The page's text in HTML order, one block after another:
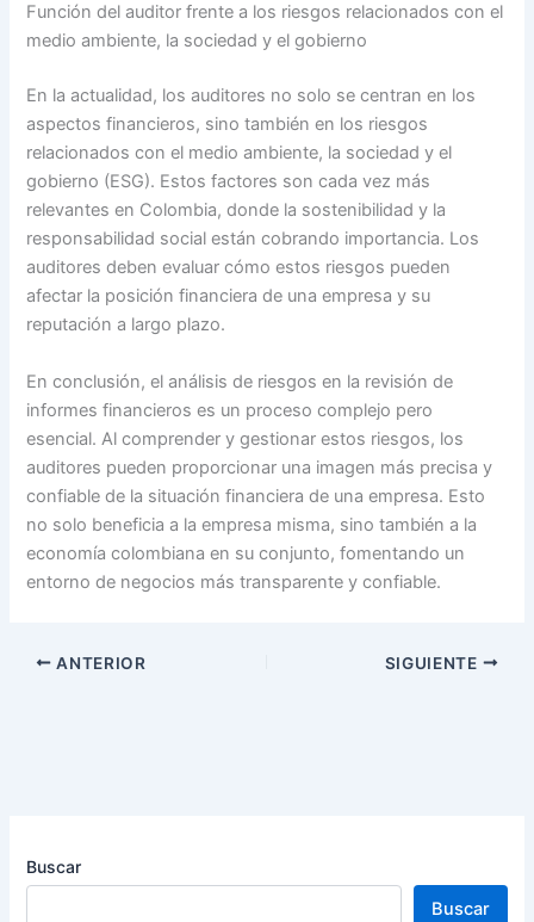
Función del auditor frente a los riesgos relacionados con el
medio ambiente, la sociedad y el gobierno
En la actualidad, los auditores no solo se centran en los
aspectos financieros, sino también en los riesgos
relacionados con el medio ambiente, la sociedad y el
gobierno (ESG). Estos factores son cada vez más
relevantes en Colombia, donde la sostenibilidad y la
responsabilidad social están cobrando importancia. Los
auditores deben evaluar cómo estos riesgos pueden
afectar la posición financiera de una empresa y su
reputación a largo plazo.
En conclusión, el análisis de riesgos en la revisión de
informes financieros es un proceso complejo pero
esencial. Al comprender y gestionar estos riesgos, los
auditores pueden proporcionar una imagen más precisa y
confiable de la situación financiera de una empresa. Esto
no solo beneficia a la empresa misma, sino también a la
economía colombiana en su conjunto, fomentando un
entorno de negocios más transparente y confiable.
ANTERIOR SIGUIENTE
Buscar
Buscar